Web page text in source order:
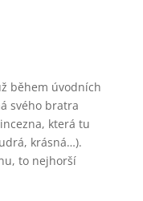
během úvodních
svého bratra
která tu
krásná…).
to nejhorší